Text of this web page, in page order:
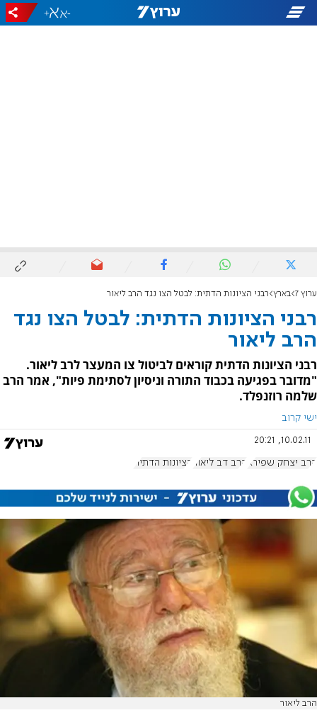
-
+
ערוץ 7 בארץ רבני הציונות הדתית: לבטל הצו נגד הרב ליאור
רבני הציונות הדתית: לבטל הצו נגד
הרב ליאור
רבני הציונות הדתית קוראים לביטול צו המעצר לרב ליאור.
"מדובר בפגיעה בכבוד התורה וניסיון לסתימת פיות", אמר הרב
שלמה רוזנפלד.
ישי קרוב
10.02.11, 20:21
הרב יצחק שפירא הרב דב ליאור הציונות הדתית
הרב ליאור